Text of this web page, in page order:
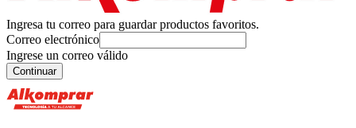
Ingresa tu correo para guardar productos favoritos.
Correo electrónico
Ingrese un correo válido
Continuar